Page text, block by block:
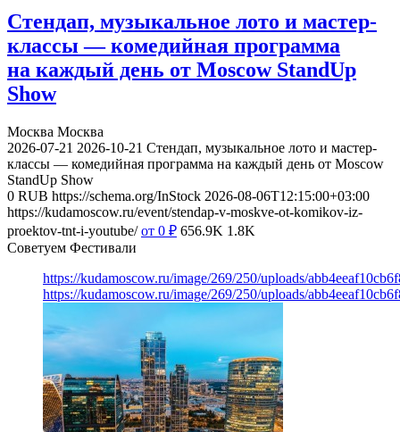
Стендап, музыкальное лото и мастер-
классы — комедийная программа
на каждый день от Moscow StandUp
Show
Москва Москва
2026-07-21 2026-10-21 Стендап, музыкальное лото и мастер-
классы — комедийная программа на каждый день от Moscow
StandUp Show
0 RUB https://schema.org/InStock 2026-08-06T12:15:00+03:00
https://kudamoscow.ru/event/stendap-v-moskve-ot-komikov-iz-
proektov-tnt-i-youtube/ от 0 ₽ 656.9K 1.8K
Советуем Фестивали
https://kudamoscow.ru/image/269/250/uploads/
https://kudamoscow.ru/image/269/250/uploads/